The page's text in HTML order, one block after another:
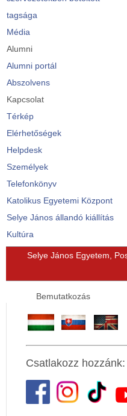
tagsága
Média
Alumni
Alumni portál
Abszolvens
Kapcsolat
Térkép
Elérhetőségek
Helpdesk
Személyek
Telefonkönyv
Katolikus Egyetemi Központ
Selye János állandó kiállítás
Kultúra
© FreeJoomla! 3 Modules - by
Selye János Egyetem,
Bemutatkozás
Csatlakozz hozzánk: